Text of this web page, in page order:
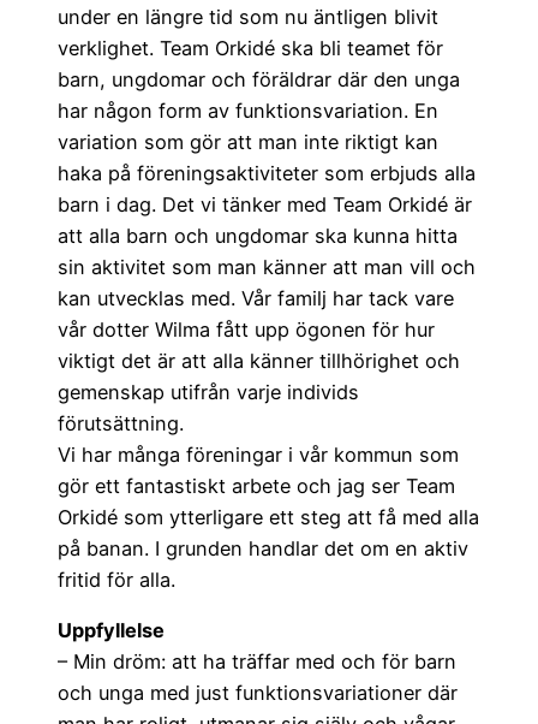
under en längre tid som nu äntligen blivit
verklighet. Team Orkidé ska bli teamet för
barn, ungdomar och föräldrar där den unga
har någon form av funktionsvariation. En
variation som gör att man inte riktigt kan
haka på föreningsaktiviteter som erbjuds alla
barn i dag. Det vi tänker med Team Orkidé är
att alla barn och ungdomar ska kunna hitta
sin aktivitet som man känner att man vill och
kan utvecklas med. Vår familj har tack vare
vår dotter Wilma fått upp ögonen för hur
viktigt det är att alla känner tillhörighet och
gemenskap utifrån varje individs
förutsättning.
Vi har många föreningar i vår kommun som
gör ett fantastiskt arbete och jag ser Team
Orkidé som ytterligare ett steg att få med alla
på banan. I grunden handlar det om en aktiv
fritid för alla.
Uppfyllelse
– Min dröm: att ha träffar med och för barn
och unga med just funktionsvariationer där